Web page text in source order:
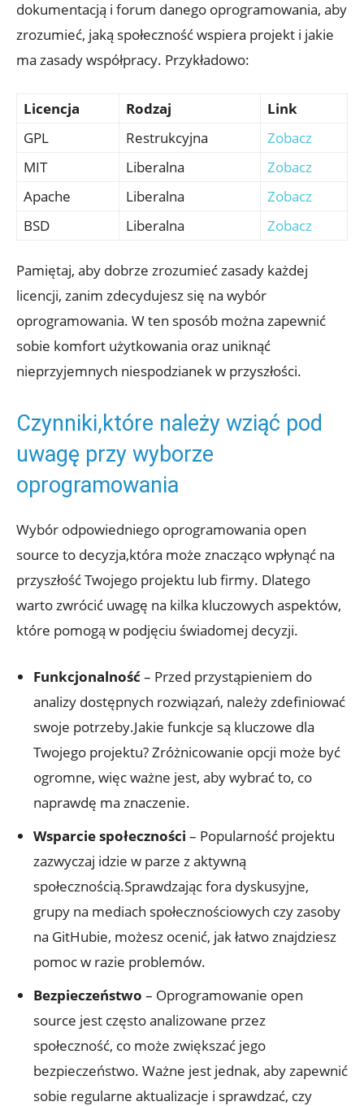
dokumentacją i forum danego oprogramowania, aby
zrozumieć, jaką społeczność wspiera projekt i jakie
ma zasady współpracy. Przykładowo:
Licencja Rodzaj
Link
GPL
Restrukcyjna
Zobacz
MIT
Liberalna
Zobacz
Apache
Liberalna
Zobacz
BSD
Liberalna Zobacz
Pamiętaj, aby dobrze zrozumieć zasady każdej
licencji, zanim zdecydujesz się na wybór
oprogramowania. W ten sposób można zapewnić
sobie komfort użytkowania oraz uniknąć
nieprzyjemnych niespodzianek w przyszłości.
Czynniki,które należy wziąć pod
uwagę przy wyborze
oprogramowania
Wybór odpowiedniego oprogramowania open
source to decyzja,która może znacząco wpłynąć na
przyszłość Twojego projektu lub firmy. Dlatego
warto zwrócić uwagę na kilka kluczowych aspektów,
które pomogą w podjęciu świadomej decyzji.
Funkcjonalność– Przed przystąpieniem do
analizy dostępnych rozwiązań, należy zdefiniować
swoje potrzeby.Jakie funkcje są kluczowe dla
Twojego projektu? Zróżnicowanie opcji może być
ogromne, więc ważne jest, aby wybrać to, co
naprawdę ma znaczenie.
Wsparcie społeczności – Popularność projektu
zazwyczaj idzie w parze z aktywną
społecznością.Sprawdzając fora dyskusyjne,
grupy na mediach społecznościowych czy zasoby
na GitHubie, możesz ocenić, jak łatwo znajdziesz
pomoc w razie problemów.
Bezpieczeństwo – Oprogramowanie open
source jest często analizowane przez
społeczność, co może zwiększać jego
bezpieczeństwo. Ważne jest jednak, aby zapewnić
sobie regularne aktualizacje i sprawdzać, czy